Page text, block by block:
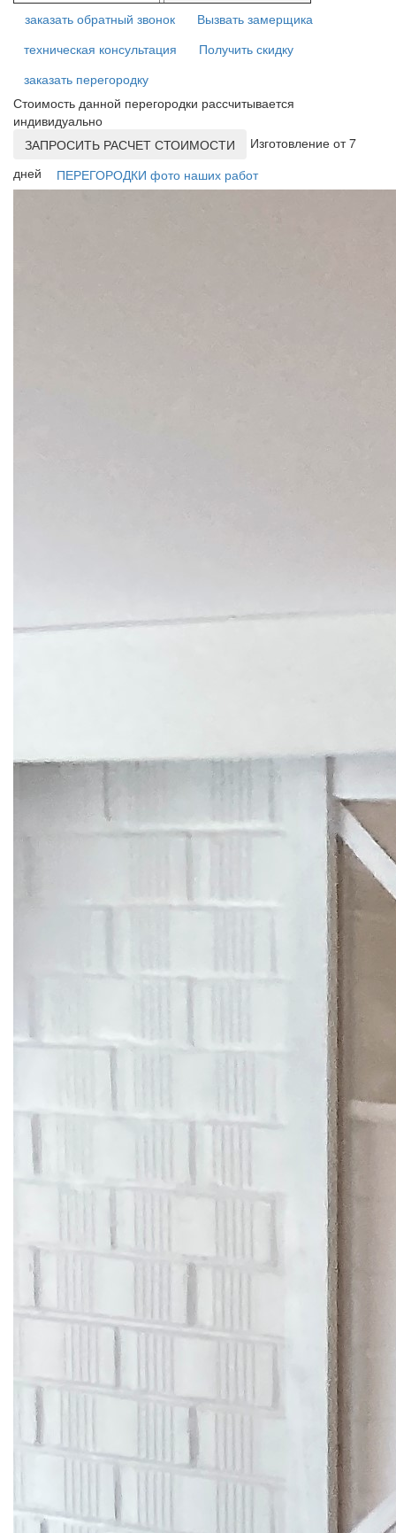
заказать обратный звонок
Вызвать замерщика
техническая консультация
Получить скидку
заказать перегородку
Стоимость данной перегородки рассчитывается
индивидуально
ЗАПРОСИТЬ РАСЧЕТ СТОИМОСТИ
Изготовление от 7
дней
ПЕРЕГОРОДКИ фото наших работ